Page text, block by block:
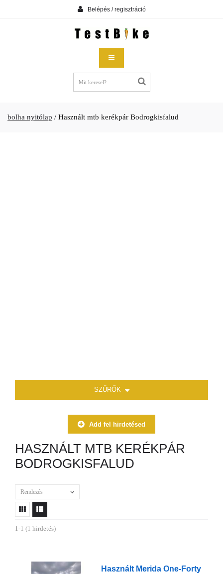
Belépés / regisztráció
bolha nyitólap / Használt mtb kerékpár Bodrogkisfalud
SZŰRŐK
Add fel hirdetésed
HASZNÁLT MTB KERÉKPÁR
BODROGKISFALUD
Rendezés
1-1 (1 hirdetés)
Használt Merida One-Forty